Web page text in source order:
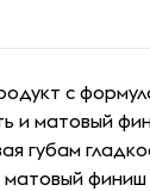
с
и матовый
губам
матовый